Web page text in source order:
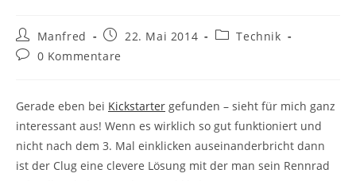
Beitrags-
Autor:
Manfred
Beitrag22. Mai 2014
Beitrags-
Technik
Beitrags-
0 Kommentare
Gerade eben bei Kickstarter gefunden – sieht für mich ganz
interessant aus! Wenn es wirklich so gut funktioniert und
nicht nach dem 3. Mal einklicken auseinanderbricht dann
ist der Clug eine clevere Lösung mit der man sein Rennrad